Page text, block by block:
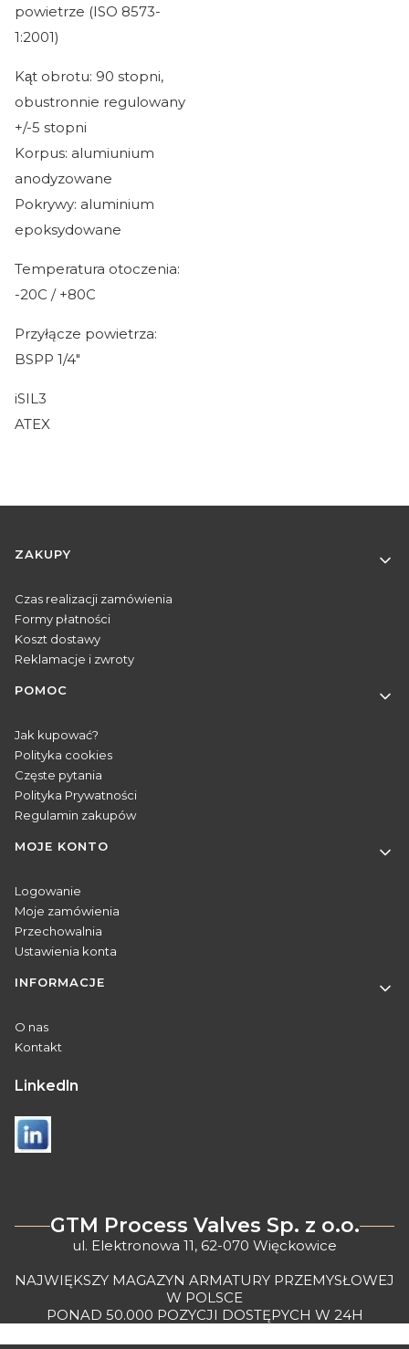
powietrze (ISO 8573-
1:2001)
Kąt obrotu: 90 stopni,
obustronnie regulowany
+/-5 stopni
Korpus: alumiunium
anodyzowane
Pokrywy: aluminium
epoksydowane
Temperatura otoczenia:
-20C / +80C
Przyłącze powietrza:
BSPP 1/4"
iSIL3
ATEX
Linki w stopce
ZAKUPY
Czas realizacji zamówienia
Formy płatności
Koszt dostawy
Reklamacje i zwroty
POMOC
Jak kupować?
Polityka cookies
Częste pytania
Polityka Prywatności
Regulamin zakupów
MOJE KONTO
Logowanie
Moje zamówienia
Przechowalnia
Ustawienia konta
INFORMACJE
O nas
Kontakt
Linkedln
GTM Process Valves Sp. z o.o.
ul. Elektronowa 11, 62-070 Więckowice
NAJWIĘKSZY MAGAZYN ARMATURY PRZEMYSŁOWEJ
W POLSCE
PONAD 50.000 POZYCJI DOSTĘPYCH W 24H